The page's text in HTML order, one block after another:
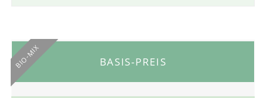
BASIS-PREIS
BIO-MIX